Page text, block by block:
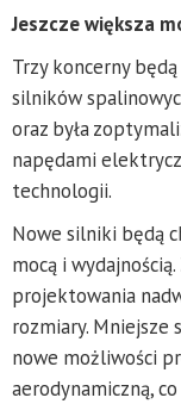
Jeszcze większa
Trzy koncerny
silników
oraz była
napędami
technologii.
Nowe silniki będą
mocą i
projektowania
rozmiary. Mniejsze
nowe możliwości
aerodynamiczną,